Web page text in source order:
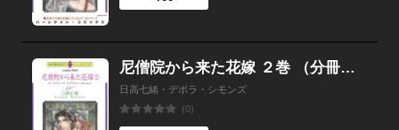
尼僧院から来た花嫁 ２巻 （分冊版）3話
日高七緒・デボラ・シモンズ
(0)